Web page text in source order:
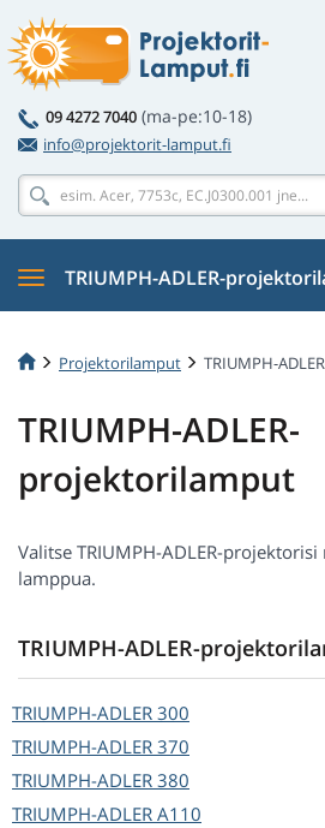
09 4272 7040 (ma-pe:10-18)
info@projektorit-lamput.fi
TRIUMPH-ADLER-
Projektorilamput TRIUMPH-
TRIUMPH-ADLER-
projektorilamput
Valitse TRIUMPH-ADLER-
lamppua.
TRIUMPH-ADLER-
TRIUMPH-ADLER 300
TRIUMPH-ADLER 370
TRIUMPH-ADLER 380
TRIUMPH-ADLER A110